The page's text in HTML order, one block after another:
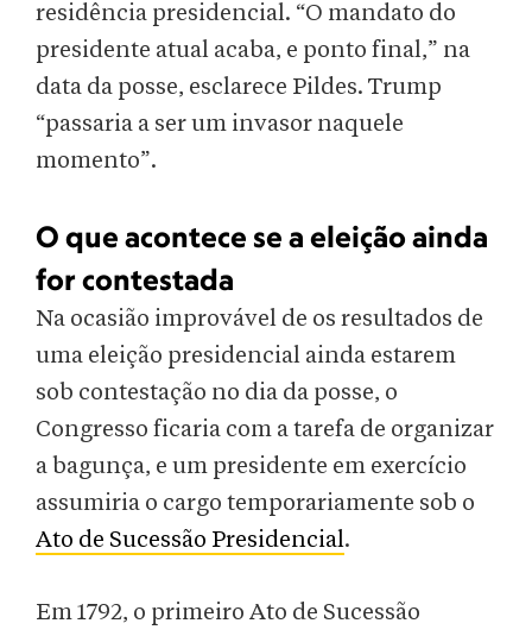
residência presidencial. “O mandato do
presidente atual acaba, e ponto final,” na
data da posse, esclarece Pildes. Trump
“passaria a ser um invasor naquele
momento”.
O que acontece se a eleição ainda
for contestada
Na ocasião improvável de os resultados de
uma eleição presidencial ainda estarem
sob contestação no dia da posse, o
Congresso ficaria com a tarefa de organizar
a bagunça, e um presidente em exercício
assumiria o cargo temporariamente sob o
Ato de Sucessão Presidencial.
Em 1792, o primeiro Ato de Sucessão